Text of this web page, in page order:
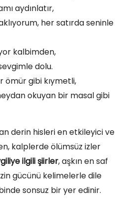
aydınlatır,
her satırda seninle
kalbimden,
dolu.
ömür gibi kıymetli,
okuyan bir masal gibi
derin hisleri en etkileyici ve
kalplerde ölümsüz izler
ilgili şiirler, aşkın en saf
gücünü kelimelerle dile
sonsuz bir yer edinir.